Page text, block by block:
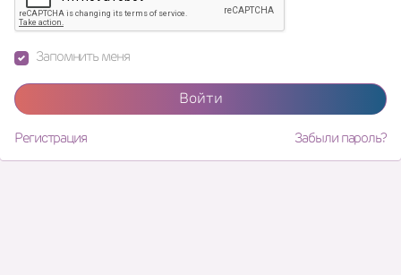
Запомнить меня
Войти
Регистрация Забыли пароль?